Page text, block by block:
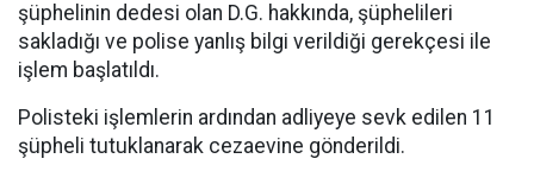
şüphelinin dedesi olan D.G. hakkında, şüphelileri
sakladığı ve polise yanlış bilgi verildiği gerekçesi ile
işlem başlatıldı.
Polisteki işlemlerin ardından adliyeye sevk edilen 11
şüpheli tutuklanarak cezaevine gönderildi.